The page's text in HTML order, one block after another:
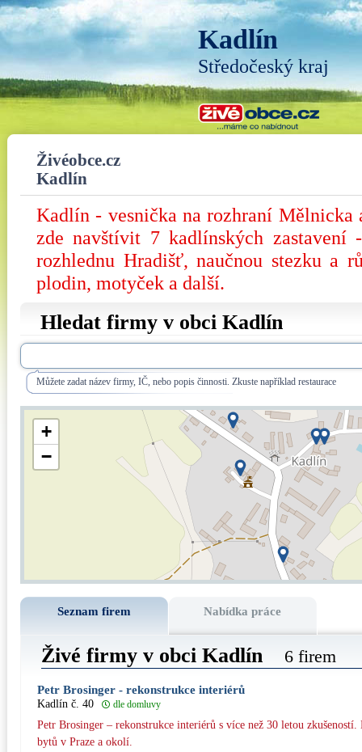
Kadlín
Středočeský kraj
Živéobce.cz
Kadlín
Kadlín - vesnička na rozhraní Mělnicka
zde navštívit 7 kadlínských zastavení
rozhlednu Hradišť, naučnou stezku a
plodin, motyček a další.
Hledat firmy v obci Kadlín
Můžete zadat název firmy, IČ, nebo popis činnosti. Zkuste například restaurace
+
−
Seznam firem Nabídka práce
Živé firmy v obci Kadlín 6 firem
Petr Brosinger - rekonstrukce interiérů
Kadlín č. 40 dle domluvy
Petr Brosinger – rekonstrukce interiérů s více než 30 letou
bytů v Praze a okolí.